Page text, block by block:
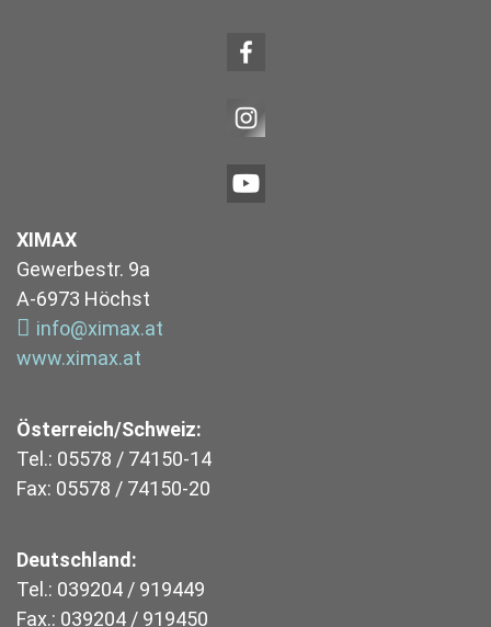
XIMAX
Gewerbestr. 9a
A-6973 Höchst
info@ximax.at
www.ximax.at
Österreich/Schweiz:
Tel.: 05578 / 74150-14
Fax: 05578 / 74150-20
Deutschland:
Tel.: 039204 / 919449
Fax.: 039204 / 919450